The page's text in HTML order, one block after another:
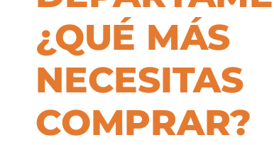
¿QUÉ MÁS
NECESITAS
COMPRAR?